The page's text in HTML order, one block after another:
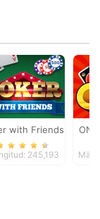
with Friends
245,193